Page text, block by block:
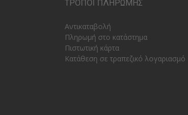
ΤΡΟΠΟΙ ΠΛΗΡΩΜΗΣ
Αντικαταβολή
Πληρωμή στο κατάστημα
Πιστωτική κάρτα
Κατάθεση σε τραπεζικό λογαριασμό